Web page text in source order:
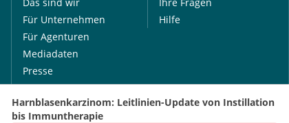
Harnblasenkarzinom: Leitlinien-Update von Instillation
bis Immuntherapie
Das sind wir
Für Unternehmen
Für Agenturen
Mediadaten
Presse
Karriere
Jobs
Ihre Fragen
Hilfe